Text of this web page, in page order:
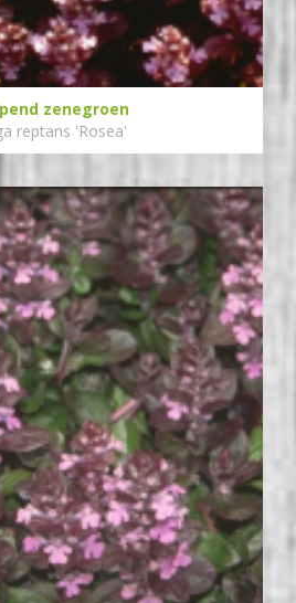
zenegroen
reptans 'Rosea'